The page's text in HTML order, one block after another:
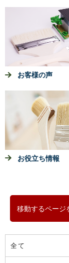
お客様の声
お役立ち情報
移動するページ
全て